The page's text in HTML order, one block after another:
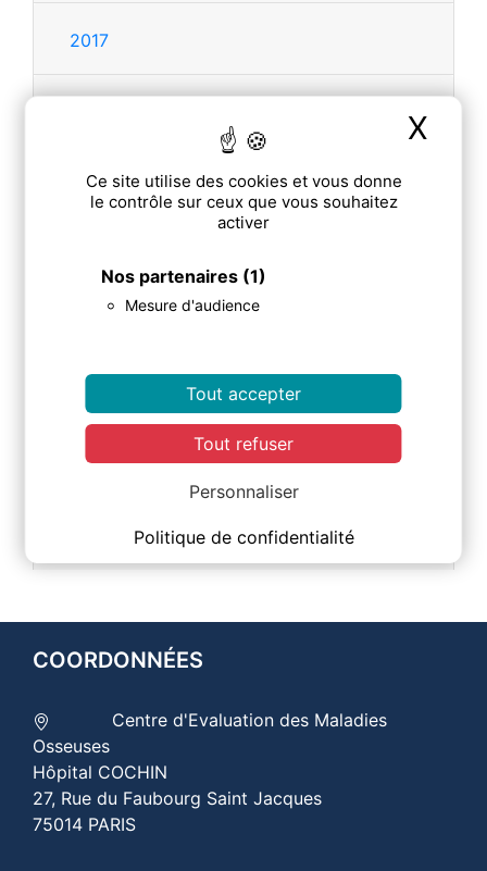
Ce site utilise des cookies et vous donne
le contrôle sur ceux que vous souhaitez
activer
Nos partenaires (1)
Mesure d'audience
Tout accepter
Tout refuser
Personnaliser
Politique de confidentialité
X
2017
2015
2011
COORDONNÉES
Centre d'Evaluation des Maladies
Osseuses
Hôpital COCHIN
27, Rue du Faubourg Saint Jacques
75014 PARIS